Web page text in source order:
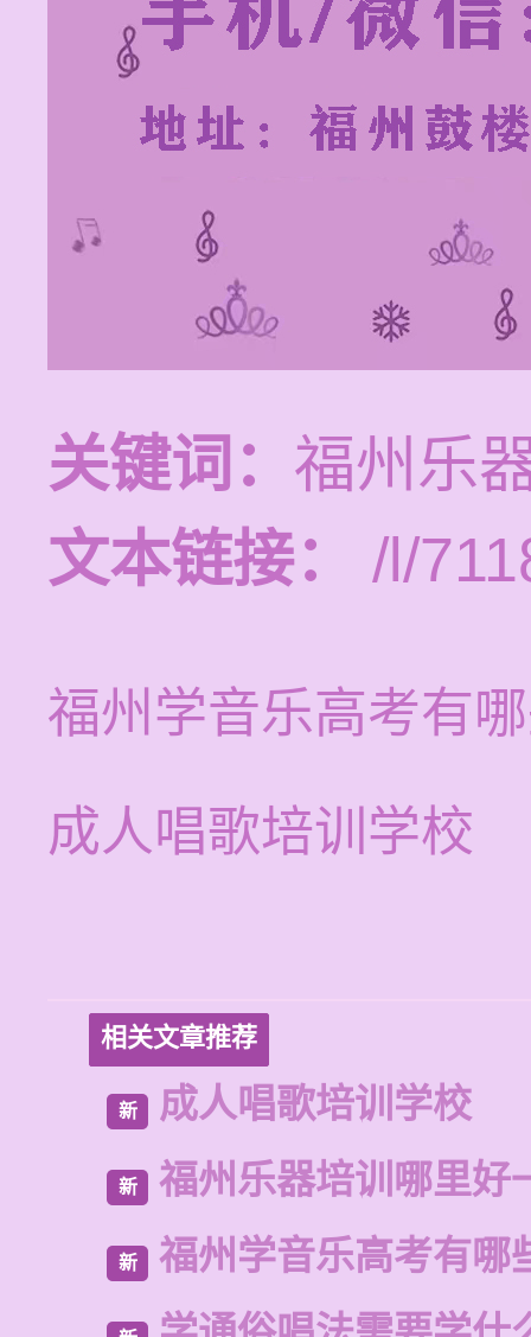
关键词： 福州乐
文本链接：
/l/
福州学音乐高考有
成人唱歌培训学校
相关文章推荐
新 成人唱歌培训学校
新 福州乐器培训哪里好
新 福州学音乐高考有哪